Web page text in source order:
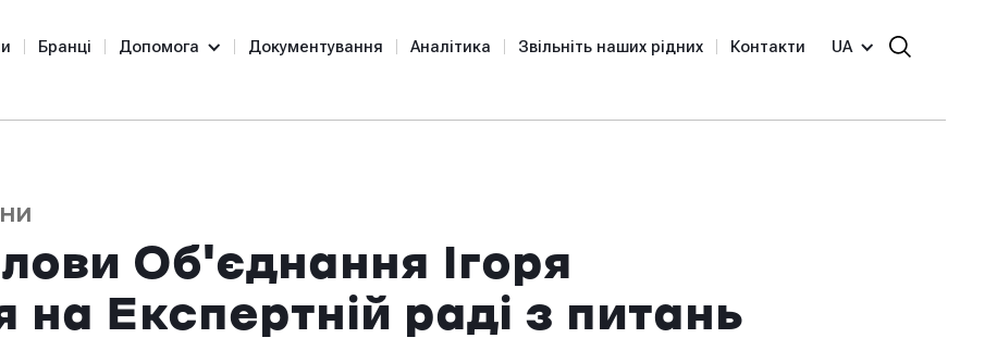
Бранці Допомога Документування Аналітика Звільніть наших рідних Контакти UA
Об'єднання Ігоря
на Експертній раді з питань